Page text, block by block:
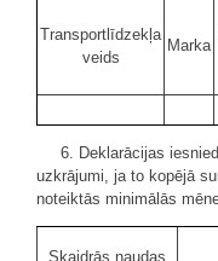
Transportlīdzekļa
veids
Marka
6. Deklarācijas
uzkrājumi, ja to kopējā
noteiktās minimālās
Skaidrās naudas